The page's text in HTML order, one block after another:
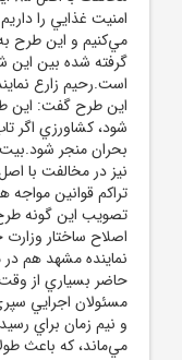
امنيت غذايي را
مي‌کنيم و اين طرح
گرفته شده بين
اين طرح گفت: اين
شود، کشاورزي اگر
بحران منجر
تراکم قوانين مواجه
تصويب اين گونه
اصلاح ساختار
حاضر بسياري از
مسئولان اجرايي
و نيم زمان براي
مي‌ماند، که باعث